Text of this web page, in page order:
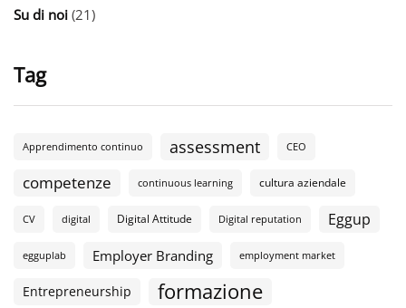
Su di noi (21)
Tag
Apprendimento continuo assessment CEO
competenze continuous learning cultura aziendale
CV digital Digital Attitude Digital reputation Eggup
egguplab Employer Branding employment market
Entrepreneurship formazione